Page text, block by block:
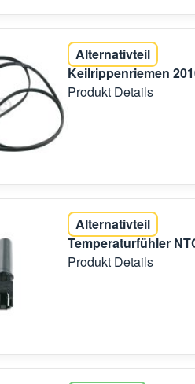
Alternativteil
Keilrippenriemen
Produkt Details
Alternativteil
Temperaturfühler
Produkt Details